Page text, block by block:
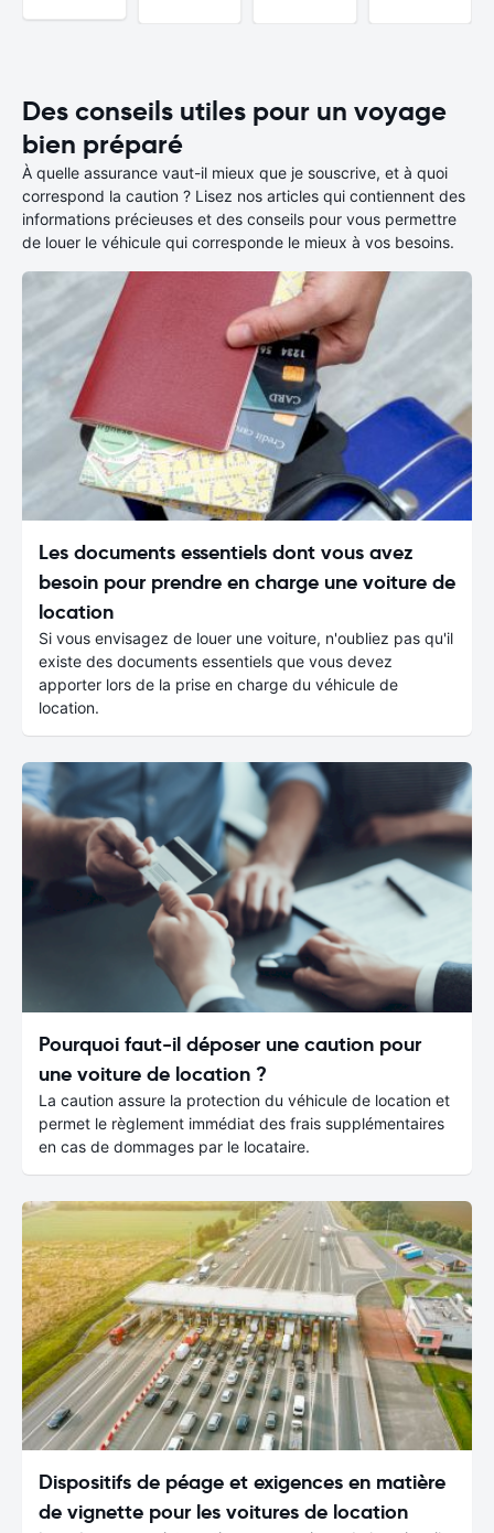
Des conseils utiles pour un voyage
bien préparé
À quelle assurance vaut-il mieux que je souscrive, et à quoi
correspond la caution ? Lisez nos articles qui contiennent des
informations précieuses et des conseils pour vous permettre
de louer le véhicule qui corresponde le mieux à vos besoins.
Les documents essentiels dont vous avez
besoin pour prendre en charge une voiture de
location
Si vous envisagez de louer une voiture, n'oubliez pas qu'il
existe des documents essentiels que vous devez
apporter lors de la prise en charge du véhicule de
location.
Pourquoi faut-il déposer une caution pour
une voiture de location ?
La caution assure la protection du véhicule de location et
permet le règlement immédiat des frais supplémentaires
en cas de dommages par le locataire.
Dispositifs de péage et exigences en matière
de vignette pour les voitures de location